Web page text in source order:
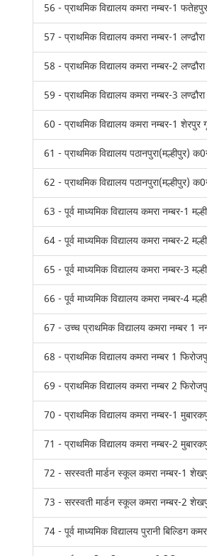
56 - प्राथमिक विद्यालय कमरा नम्बर-1
57 - प्राथमिक विद्यालय कमरा नम्बर-1
58 - प्राथमिक विद्यालय कमरा नम्बर-2
59 - प्राथमिक विद्यालय कमरा नम्बर-3
60 - प्राथमिक विद्यालय कमरा नम्बर-1 शेरपुर
61 - प्राथमिक विद्यालय पठानपुरा(मल्हीपुर)
62 - प्राथमिक विद्यालय पठानपुरा(मल्हीपुर)
63 - पूर्व माध्यमिक विद्यालय कमरा नम्बर-1
64 - पूर्व माध्यमिक विद्यालय कमरा नम्बर-2
65 - पूर्व माध्यमिक विद्यालय कमरा नम्बर-3
66 - पूर्व माध्यमिक विद्यालय कमरा नम्बर-4
67 - उच्च प्राथमिक विद्यालय कमरा नम्बर 1
68 - प्राथमिक विद्यालय कमरा नम्बर 1
69 - प्राथमिक विद्यालय कमरा नम्बर 2
70 - प्राथमिक विद्यालय कमरा नम्बर-1
71 - प्राथमिक विद्यालय कमरा नम्बर-2
72 - सरस्वती मार्डन स्कूल कमरा नम्बर-1
73 - सरस्वती मार्डन स्कूल कमरा नम्बर-2
74 - पूर्व माध्यमिक विद्यालय पुरानी बिल्डिग